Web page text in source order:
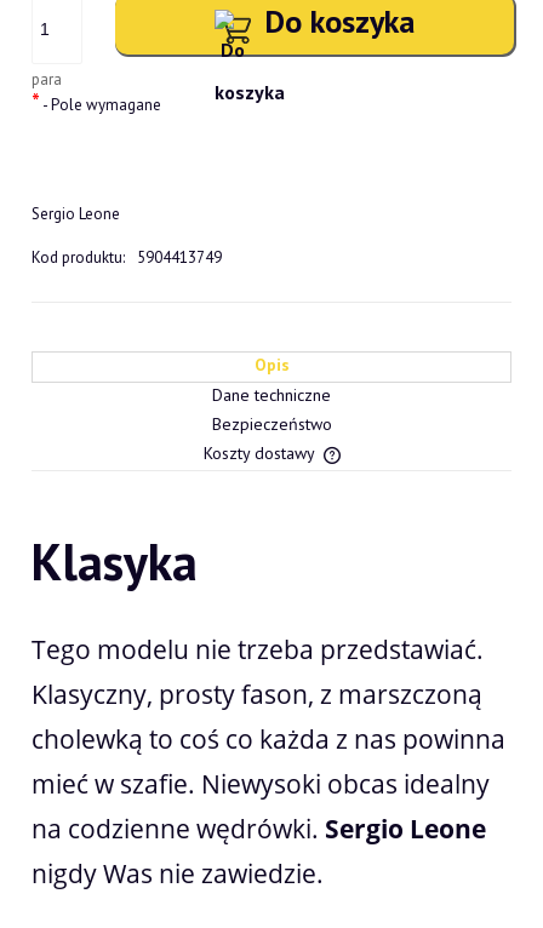
para
Do koszyka
* - Pole wymagane
Sergio Leone
Kod produktu: 5904413749
Opis
Dane techniczne
Bezpieczeństwo
Koszty dostawy
Klasyka
Tego modelu nie trzeba przedstawiać.
Klasyczny, prosty fason, z marszczoną
cholewką to coś co każda z nas powinna
mieć w szafie. Niewysoki obcas idealny
na codzienne wędrówki. Sergio Leone
nigdy Was nie zawiedzie.